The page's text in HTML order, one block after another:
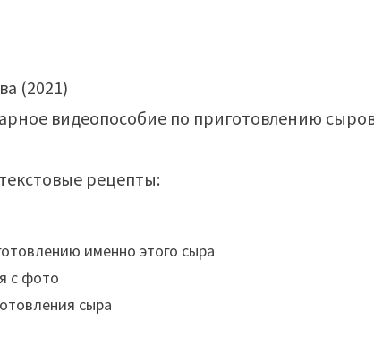
видеопособие по приготовлению
рецепты:
именно этого сыра
с фото
сыра